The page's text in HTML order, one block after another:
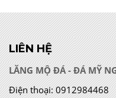
LIÊN HỆ
LĂNG MỘ ĐÁ - ĐÁ MỸ
Điện thoại: 0912984468